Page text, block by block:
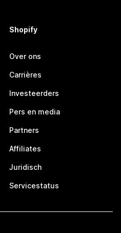
Shopify
Over ons
Carrières
Investeerders
Pers en media
Partners
Affiliates
Juridisch
Servicestatus